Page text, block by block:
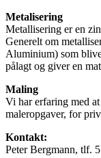
Metalisering
Metallisering er en
Generelt om
Aluminium) som
pålagt og giver en
Maling
Vi har erfaring med
maleropgaver, for
Kontakt:
Peter Bergmann, tlf.